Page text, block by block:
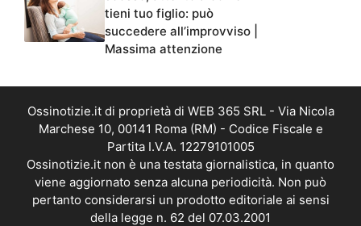
tieni tuo figlio: può
succedere all’improvviso |
Massima attenzione
Ossinotizie.it di proprietà di WEB 365 SRL - Via Nicola
Marchese 10, 00141 Roma (RM) - Codice Fiscale e
Partita I.V.A. 12279101005
Ossinotizie.it non è una testata giornalistica, in quanto
viene aggiornato senza alcuna periodicità. Non può
pertanto considerarsi un prodotto editoriale ai sensi
della legge n. 62 del 07.03.2001